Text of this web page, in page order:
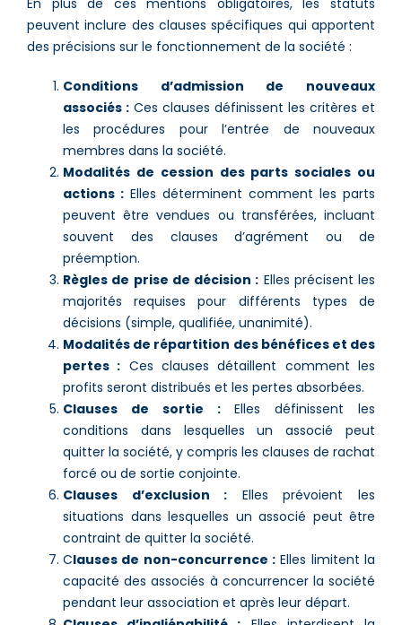
peuvent inclure des clauses spécifiques qui apportent
des précisions sur le fonctionnement de la société :
Conditions d’admission de nouveaux
associés : Ces clauses définissent les critères et
les procédures pour l’entrée de nouveaux
membres dans la société.
Modalités de cession des parts sociales ou
actions : Elles déterminent comment les parts
peuvent être vendues ou transférées, incluant
souvent des clauses d’agrément ou de
préemption.
Règles de prise de décision : Elles précisent les
majorités requises pour différents types de
décisions (simple, qualifiée, unanimité).
Modalités de répartition des bénéfices et des
pertes : Ces clauses détaillent comment les
profits seront distribués et les pertes absorbées.
Clauses de sortie :Elles définissent les
conditions dans lesquelles un associé peut
quitter la société, y compris les clauses de rachat
forcé ou de sortie conjointe.
Clauses d’exclusion : Elles prévoient les
situations dans lesquelles un associé peut être
contraint de quitter la société.
Clauses de non-concurrence : Elles limitent la
capacité des associés à concurrencer la société
pendant leur association et après leur départ.